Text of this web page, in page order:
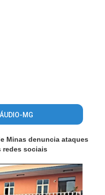
MG
Minas denuncia ataques
redes sociais